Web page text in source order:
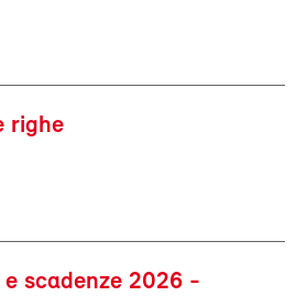
righe
scadenze 2026 -